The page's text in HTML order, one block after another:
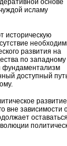
основе
исламу
историческую
развития на
по западному
фундаментализм
доступный
развитие
вне зависимости
оставаться